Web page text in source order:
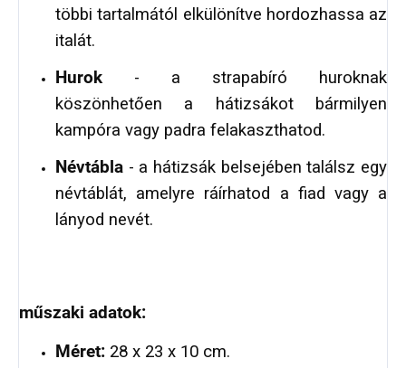
többi tartalmától elkülönítve hordozhassa az
italát.
Hurok - a strapabíró huroknak
köszönhetően a hátizsákot bármilyen
kampóra vagy padra felakaszthatod.
Névtábla - a hátizsák belsejében találsz egy
névtáblát, amelyre ráírhatod a fiad vagy a
lányod nevét.
műszaki adatok:
Méret: 28 x 23 x 10 cm.